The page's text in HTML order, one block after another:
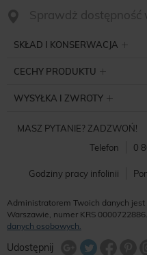
Sprawdż dostępność
SKŁAD I KONSERWACJA
CECHY PRODUKTU
WYSYŁKA I ZWROTY
MASZ PYTANIE? ZADZWOŃ!
Telefon
0
Godziny pracy infolinii
Administratorem Twoich danych jest
Warszawie, numer KRS 0000722886.
danych osobowych.
Udostępnij